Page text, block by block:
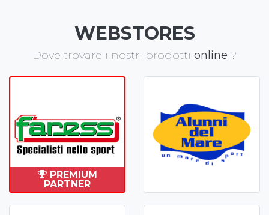
WEBSTORES
Dove trovare i nostri prodotti online ?
PREMIUM
PARTNER